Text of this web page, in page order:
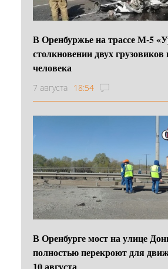
В Оренбуржье на трассе М-5
столкновении двух грузовиков
человека
7 августа 18:54
В Оренбурге мост на улице
полностью перекроют для
10 августа